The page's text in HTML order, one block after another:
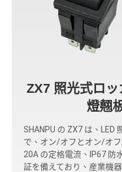
ZX7 照光式ロ
燈翹
SHANPU の ZX7 は、LED
で、オン/オフとオン/オ
20A の定格電流、IP67 防
証を備えており、産業機